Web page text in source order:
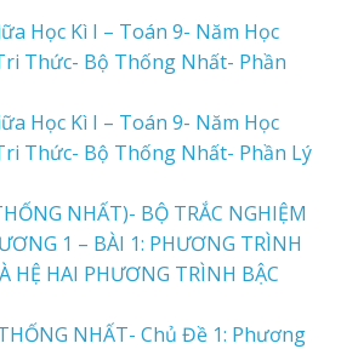
Học Kì I – Toán 9- Năm Học
Thức- Bộ Thống Nhất- Phần
Học Kì I – Toán 9- Năm Học
Thức- Bộ Thống Nhất- Phần Lý
NHẤT)- BỘ TRẮC NGHIỆM
1 – BÀI 1: PHƯƠNG TRÌNH
HỆ HAI PHƯƠNG TRÌNH BẬC
NHẤT- Chủ Đề 1: Phương